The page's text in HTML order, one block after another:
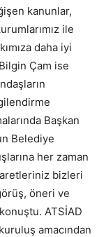
kanunlar,
ile
daha iyi
Çam ise
Başkan
Belediye
her zaman
bizleri
öneri ve
ATSİAD
amacından